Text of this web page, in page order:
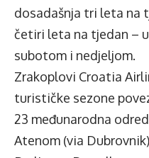
dosadašnja tri leta na
četiri leta na tjedan –
subotom i nedjeljom.
Zrakoplovi Croatia
turističke sezone
23 međunarodna
Atenom (via